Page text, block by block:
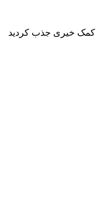
کمک خیری جذب کردید